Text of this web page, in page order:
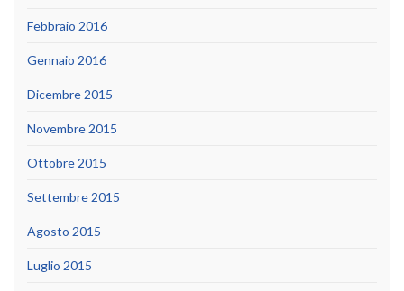
Febbraio 2016
Gennaio 2016
Dicembre 2015
Novembre 2015
Ottobre 2015
Settembre 2015
Agosto 2015
Luglio 2015